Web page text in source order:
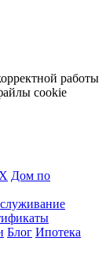
работы
cookie
Дом по
Блог Ипотека